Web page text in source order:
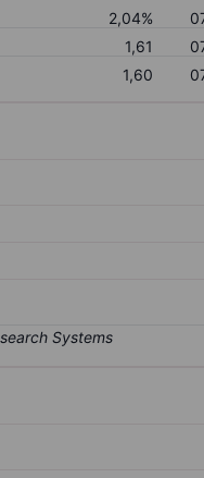
2,04%
1,61
1,60